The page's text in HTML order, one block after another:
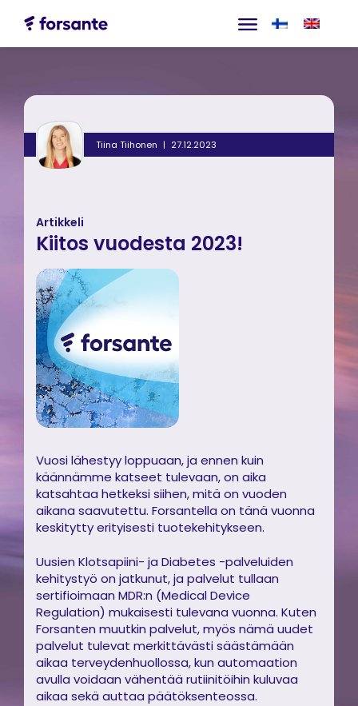
Tiina Tiihonen 27.12.2023
Artikkeli
Kiitos vuodesta 2023!
Vuosi lähestyy loppuaan, ja ennen kuin
käännämme katseet tulevaan, on aika
katsahtaa hetkeksi siihen, mitä on vuoden
aikana saavutettu. Forsantella on tänä vuonna
keskitytty erityisesti tuotekehitykseen.
Uusien Klotsapiini- ja Diabetes -palveluiden
kehitystyö on jatkunut, ja palvelut tullaan
sertifioimaan MDR:n (Medical Device
Regulation) mukaisesti tulevana vuonna. Kuten
Forsanten muutkin palvelut, myös nämä uudet
palvelut tulevat merkittävästi säästämään
aikaa terveydenhuollossa, kun automaation
avulla voidaan vähentää rutiinitöihin kuluvaa
aikaa sekä auttaa päätöksenteossa.